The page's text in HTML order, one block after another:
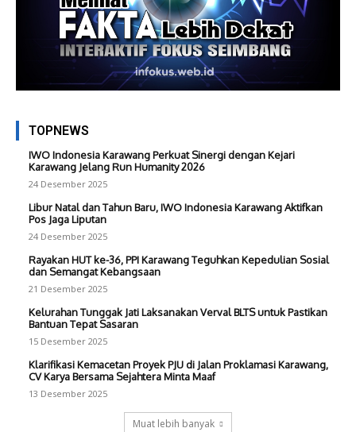
TOPNEWS
IWO Indonesia Karawang Perkuat Sinergi dengan Kejari
Karawang Jelang Run Humanity 2026
24 Desember 2025
Libur Natal dan Tahun Baru, IWO Indonesia Karawang Aktifkan
Pos Jaga Liputan
24 Desember 2025
Rayakan HUT ke-36, PPI Karawang Teguhkan Kepedulian Sosial
dan Semangat Kebangsaan
21 Desember 2025
Kelurahan Tunggak Jati Laksanakan Verval BLTS untuk Pastikan
Bantuan Tepat Sasaran
15 Desember 2025
Klarifikasi Kemacetan Proyek PJU di Jalan Proklamasi Karawang,
CV Karya Bersama Sejahtera Minta Maaf
13 Desember 2025
Muat lebih banyak